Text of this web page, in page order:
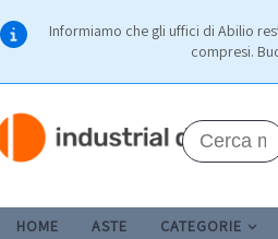
Informiamo che gli uffici di Abilio
compresi.
HOME ASTE CATEGORIE